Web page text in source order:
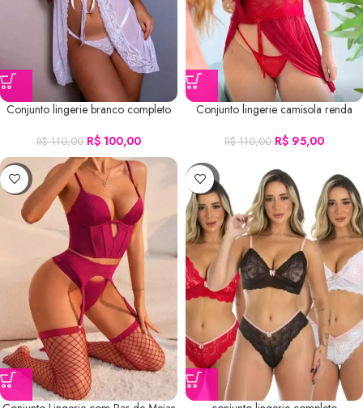
Conjunto lingerie branco completo
R$110,00 R$ 100,00
Conjunto lingerie camisola renda
R$110,00 R$ 95,00
-3% -29%